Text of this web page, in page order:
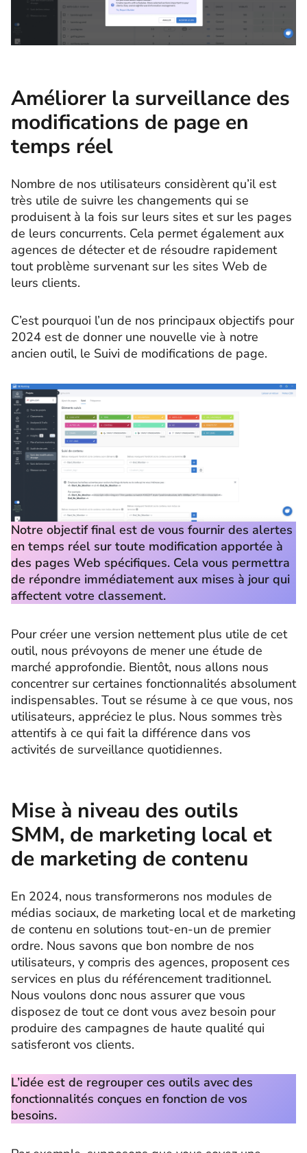
Améliorer la surveillance des
modifications de page en
temps réel
Nombre de nos utilisateurs considèrent qu’il est
très utile de suivre les changements qui se
produisent à la fois sur leurs sites et sur les pages
de leurs concurrents. Cela permet également aux
agences de détecter et de résoudre rapidement
tout problème survenant sur les sites Web de
leurs clients.
C’est pourquoi l’un de nos principaux objectifs pour
2024 est de donner une nouvelle vie à notre
ancien outil, le Suivi de modifications de page.
Notre objectif final est de vous fournir des alertes
en temps réel sur toute modification apportée à
des pages Web spécifiques. Cela vous permettra
de répondre immédiatement aux mises à jour qui
affectent votre classement.
Pour créer une version nettement plus utile de cet
outil, nous prévoyons de mener une étude de
marché approfondie. Bientôt, nous allons nous
concentrer sur certaines fonctionnalités absolument
indispensables. Tout se résume à ce que vous, nos
utilisateurs, appréciez le plus. Nous sommes très
attentifs à ce qui fait la différence dans vos
activités de surveillance quotidiennes.
Mise à niveau des outils
SMM, de marketing local et
de marketing de contenu
En 2024, nous transformerons nos modules de
médias sociaux, de marketing local et de marketing
de contenu en solutions tout-en-un de premier
ordre. Nous savons que bon nombre de nos
utilisateurs, y compris des agences, proposent ces
services en plus du référencement traditionnel.
Nous voulons donc nous assurer que vous
disposez de tout ce dont vous avez besoin pour
produire des campagnes de haute qualité qui
satisferont vos clients.
L’idée est de regrouper ces outils avec des
fonctionnalités conçues en fonction de vos
besoins.